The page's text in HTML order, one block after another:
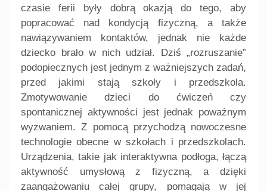
czasie ferii były dobrą okazją do tego, aby
popracować nad kondycją fizyczną, a także
nawiązywaniem kontaktów, jednak nie każde
dziecko brało w nich udział. Dziś „rozruszanie”
podopiecznych jest jednym z ważniejszych zadań,
przed jakimi stają szkoły i przedszkola.
Zmotywowanie dzieci do ćwiczeń czy
spontanicznej aktywności jest jednak poważnym
wyzwaniem. Z pomocą przychodzą nowoczesne
technologie obecne w szkołach i przedszkolach.
Urządzenia, takie jak interaktywna podłoga, łączą
aktywność umysłową z fizyczną, a dzięki
zaangażowaniu całej grupy, pomagają w jej